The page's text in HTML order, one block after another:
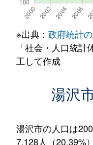
※出典： 政府統計
「社会・人口統
工して作成
湯沢
湯沢市の人口は
7,128人（20.39%